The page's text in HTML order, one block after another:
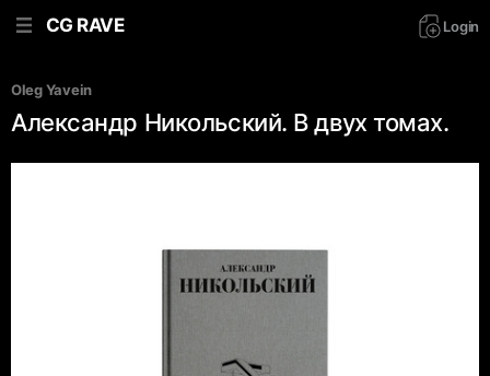
CG RAVE Login
Oleg Yavein
Александр Никольский. В двух томах.